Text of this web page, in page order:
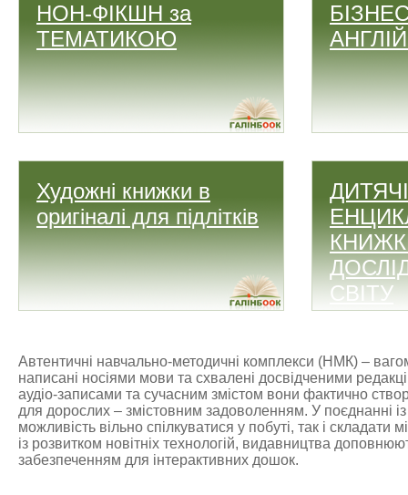
НОН-ФІКШН за
ТЕМАТИКОЮ
Художні книжки в
оригіналі для підлітків
ДИТЯЧІ
СВІТУ
Автентичні навчально-методичні комплекси (НМК) –
написані носіями мови та схвалені досвідченими
аудіо-записами та сучасним змістом вони фактично
для дорослих – змістовним задоволенням. У поєднанні
можливість вільно спілкуватися у побуті, так і
із розвитком новітніх технологій, видавництва
забезпеченням для інтерактивних дошок.